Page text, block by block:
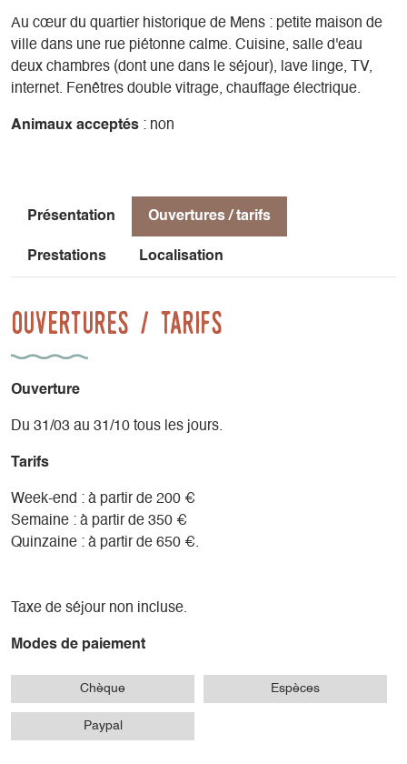
Au cœur du quartier historique de Mens : petite maison de
ville dans une rue piétonne calme. Cuisine, salle d'eau
deux chambres (dont une dans le séjour), lave linge, TV,
internet. Fenêtres double vitrage, chauffage électrique.
Animaux acceptés : non
Présentation Ouvertures / tarifs
Prestations Localisation
Ouvertures / tarifs
Ouverture
Du 31/03 au 31/10 tous les jours.
Tarifs
Week-end : à partir de 200 €
Semaine : à partir de 350 €
Quinzaine : à partir de 650 €.
Taxe de séjour non incluse.
Modes de paiement
Chèque Espèces
Paypal